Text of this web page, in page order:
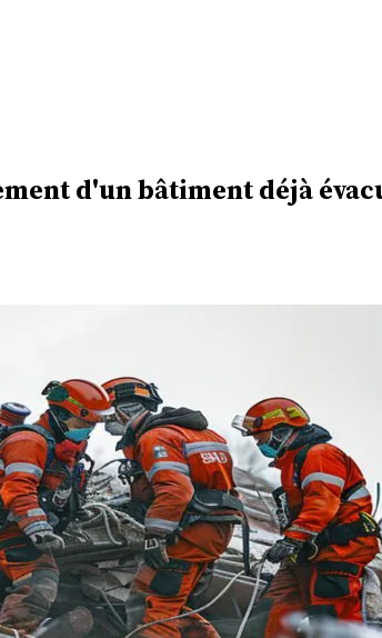
d'un bâtiment déjà